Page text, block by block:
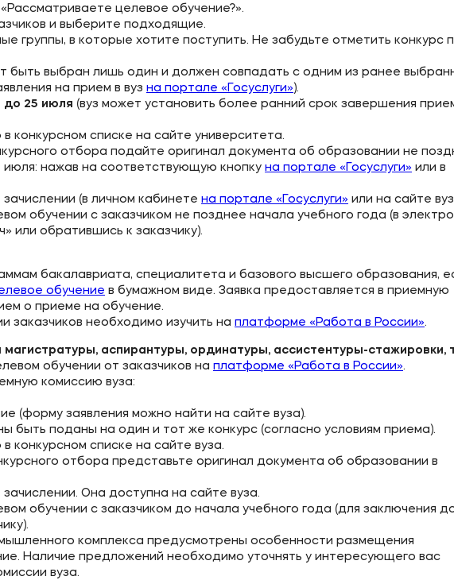
целевое обучение?».
и выберите подходящие.
группы, в которые хотите поступить. Не забудьте отметить конкурс
быть выбран лишь один и должен совпадать с одним из ранее
на прием в вуз на портале «Госуслуги»).
до 25 июля (вуз может установить более ранний срок завершения
конкурсном списке на сайте университета.
отбора подайте оригинал документа об образовании не
июля: нажав на соответствующую кнопку на портале «Госуслуги» или в
(в личном кабинете на портале «Госуслуги» или на сайте
обучении с заказчиком не позднее начала учебного года (в
или обратившись к заказчику).
бакалавриата, специалитета и базового высшего образования,
обучение в бумажном виде. Заявка предоставляется в приемную
о приеме на обучение.
заказчиков необходимо изучить на платформе «Работа в России».
аспирантуры, ординатуры, ассистентуры-стажировки,
обучении от заказчиков на платформе «Работа в России».
комиссию вуза:
(форму заявления можно найти на сайте вуза).
быть поданы на один и тот же конкурс (согласно условиям приема).
конкурсном списке на сайте вуза.
отбора представьте оригинал документа об образовании в
Она доступна на сайте вуза.
обучении с заказчиком до начала учебного года (для заключения
комплекса предусмотрены особенности размещения
Наличие предложений необходимо уточнять у интересующего вас
вуза.